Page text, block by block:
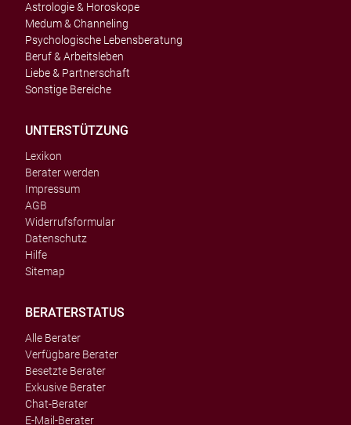
Astrologie & Horoskope
Medum & Channeling
Psychologische Lebensberatung
Beruf & Arbeitsleben
Liebe & Partnerschaft
Sonstige Bereiche
UNTERSTÜTZUNG
Lexikon
Berater werden
Impressum
AGB
Widerrufsformular
Datenschutz
Hilfe
Sitemap
BERATERSTATUS
Alle Berater
Verfügbare Berater
Besetzte Berater
Exkusive Berater
Chat-Berater
E-Mail-Berater